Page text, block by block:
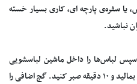
یا سفره‌ی پارچه ای، کاری بسیار خسته
نباشید.
لباس‌ها را داخل ماشین لباسشویی
بریزید، سعی کنید روی آن را یک تکه گچ بمالید و ۱۰ دقیقه صبر کنید. گچ اضافی را